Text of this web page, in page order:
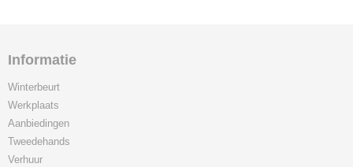
Informatie
Winterbeurt
Werkplaats
Aanbiedingen
Tweedehands
Verhuur